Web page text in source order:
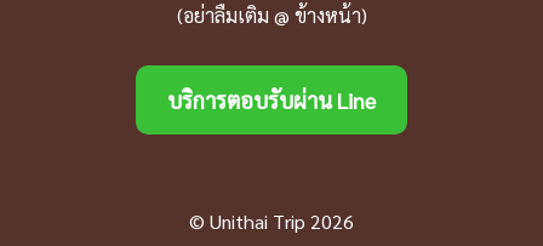
(อย่าลืมเติม @ ข้างหน้า)
บริการตอบรับผ่าน Line
© Unithai Trip 2026